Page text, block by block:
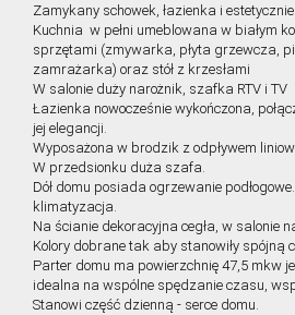
Zamykany schowek, łazienka i
Kuchnia w pełni umeblowana w białym
sprzętami (zmywarka, płyta grzewcza,
zamrażarka) oraz stół z krzesłami
W salonie duży narożnik, szafka RTV i TV
Łazienka nowocześnie wykończona,
jej elegancji.
Wyposażona w brodzik z odpływem
W przedsionku duża szafa.
Dół domu posiada ogrzewanie
klimatyzacja.
Na ścianie dekoracyjna cegła, w salonie
Kolory dobrane tak aby stanowiły spójną
Parter domu ma powierzchnię 47,5 mkw
idealna na wspólne spędzanie czasu,
Stanowi część dzienną - serce domu.